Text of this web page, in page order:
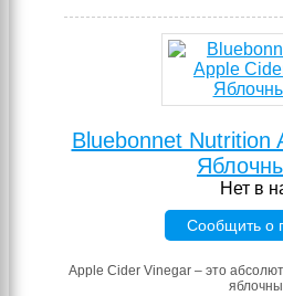
Bluebonnet Nutrition
Нет в
Сообщить о
Apple Cider Vinegar – это